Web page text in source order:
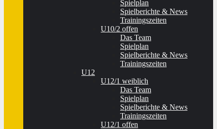
Spielplan
Spielberichte & News
Trainingszeiten
U10/2 offen
Das Team
Spielplan
Spielberichte & News
Trainingszeiten
U12
U12/1 weiblich
Das Team
Spielplan
Spielberichte & News
Trainingszeiten
U12/1 offen